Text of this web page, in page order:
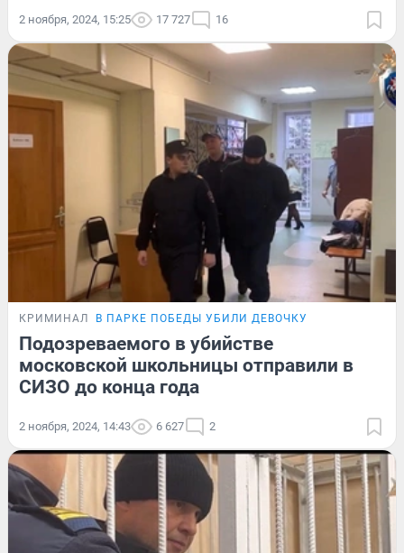
2 ноября, 2024, 15:25 17 727 16
КРИМИНАЛ В ПАРКЕ ПОБЕДЫ УБИЛИ ДЕВОЧКУ
Подозреваемого в убийстве
московской школьницы отправили в
СИЗО до конца года
2 ноября, 2024, 14:43 6 627 2